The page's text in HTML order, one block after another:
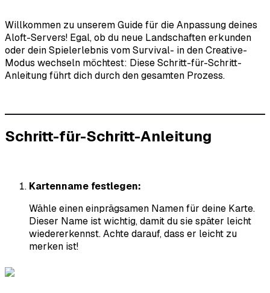
Willkommen zu unserem Guide für die Anpassung deines
Aloft-Servers! Egal, ob du neue Landschaften erkunden
oder dein Spielerlebnis vom Survival- in den Creative-
Modus wechseln möchtest: Diese Schritt-für-Schritt-
Anleitung führt dich durch den gesamten Prozess.
Schritt-für-Schritt-Anleitung
Kartenname festlegen:
Wähle einen einprägsamen Namen für deine Karte.
Dieser Name ist wichtig, damit du sie später leicht
wiedererkennst. Achte darauf, dass er leicht zu
merken ist!